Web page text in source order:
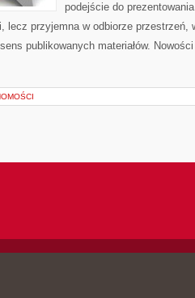
podejście do
lecz przyjemna w odbiorze przestrzeń,
publikowanych materiałów.